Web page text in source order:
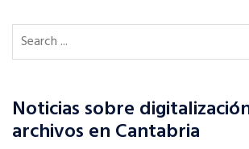
Noticias sobre
archivos en Cantabria